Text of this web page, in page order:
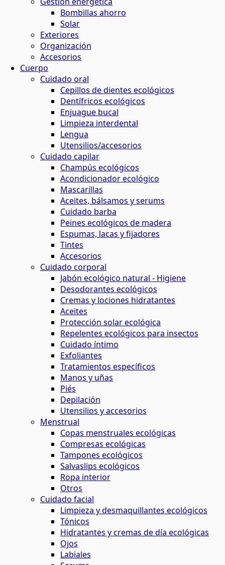
Bombillas ahorro
Solar
Exteriores
Organización
Accesorios
Cuerpo
Cuidado oral
Cepillos de dientes ecológicos
Dentífricos ecológicos
Enjuague bucal
Limpieza interdental
Lengua
Utensilios/accesorios
Cuidado capilar
Champús ecológicos
Acondicionador ecológico
Mascarillas
Aceites, bálsamos y serums
Cuidado barba
Peines ecológicos de madera
Espumas, lacas y fijadores
Tintes
Accesorios
Cuidado corporal
Jabón ecológico natural - Higiene
Desodorantes ecológicos
Cremas y lociones hidratantes
Aceites
Protección solar ecológica
Repelentes ecológicos para insectos
Cuidado íntimo
Exfoliantes
Tratamientos específicos
Manos y uñas
Piés
Depilación
Utensilios y accesorios
Menstrual
Copas menstruales ecológicas
Compresas ecológicas
Tampones ecológicos
Salvaslips ecológicos
Ropa interior
Otros
Cuidado facial
Limpieza y desmaquillantes ecológicos
Tónicos
Hidratantes y cremas de día ecológicas
Ojos
Labiales